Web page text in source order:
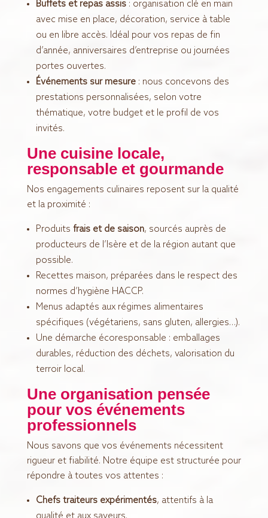
Buffets et repas assis: organisation clé en main
avec mise en place, décoration, service à table
ou en libre accès. Idéal pour vos repas de fin
d’année, anniversaires d’entreprise ou journées
portes ouvertes.
Événements sur mesure: nous concevons des
prestations personnalisées, selon votre
thématique, votre budget et le profil de vos
invités.
Une cuisine locale,
responsable et gourmande
Nos engagements culinaires reposent sur la qualité
et la proximité :
Produits frais et de saison, sourcés auprès de
producteurs de l’Isère et de la région autant que
possible.
Recettes maison, préparées dans le respect des
normes d’hygiène HACCP.
Menus adaptés aux régimes alimentaires
spécifiques (végétariens, sans gluten, allergies…).
Une démarche écoresponsable : emballages
durables, réduction des déchets, valorisation du
terroir local.
Une organisation pensée
pour vos événements
professionnels
Nous savons que vos événements nécessitent
rigueur et fiabilité. Notre équipe est structurée pour
répondre à toutes vos attentes :
Chefs traiteurs expérimentés, attentifs à la